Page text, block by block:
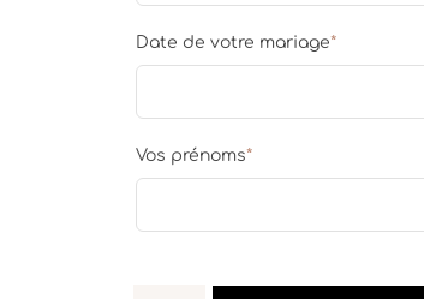
Date de votre mariage*
Vos prénoms*